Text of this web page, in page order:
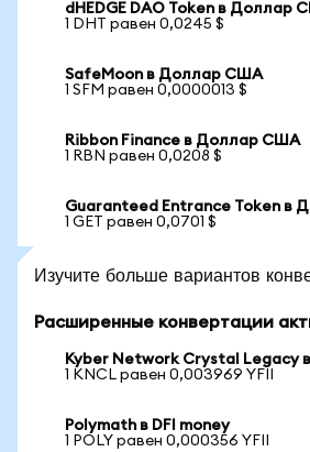
dHEDGE DAO Token в Доллар
1 DHT равен 0,0245 $
SafeMoon в Доллар США
1 SFM равен 0,0000013 $
Ribbon Finance в Доллар США
1 RBN равен 0,0208 $
Guaranteed Entrance Token в
1 GET равен 0,0701 $
Изучите больше вариантов
Расширенные конвертации
Kyber Network Crystal Legacy
1 KNCL равен 0,003969 YFII
Polymath в DFI money
1 POLY равен 0,000356 YFII